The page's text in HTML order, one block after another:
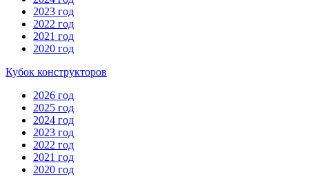
2023 год
2022 год
2021 год
2020 год
Кубок конструкторов
2026 год
2025 год
2024 год
2023 год
2022 год
2021 год
2020 год